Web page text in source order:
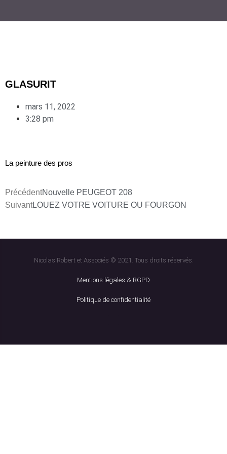
GLASURIT
mars 11, 2022
3:28 pm
La peinture des pros
PrécédentNouvelle PEUGEOT 208
SuivantLOUEZ VOTRE VOITURE OU FOURGON
Nicolas Robert et Associés © 2021. Tous droits réservés.
Mentions légales & RGPD
Politique de confidentialité